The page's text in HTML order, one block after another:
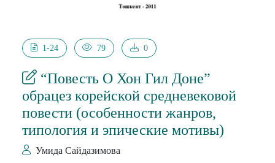
1-24 79 0
“Повесть О Хон Гил Доне”
обрацез корейской средневековой
повести (особенности жанров,
типология и эпические мотивы)
Умида Сайдазимова